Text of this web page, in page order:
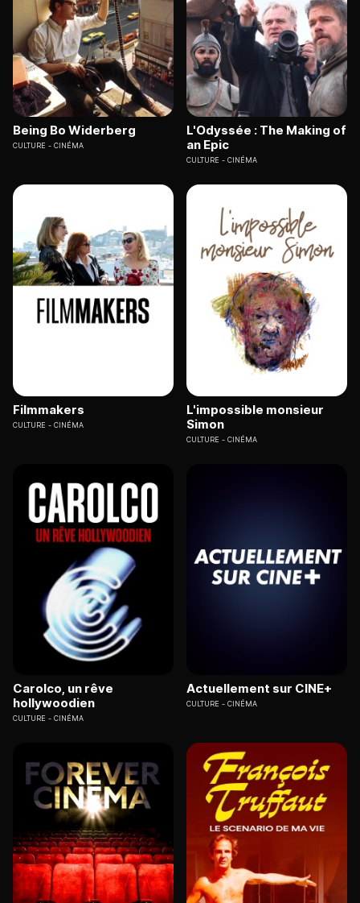
Being Bo Widerberg
CULTURE CINÉMA
L'Odyssée : The Making of
an Epic
CULTURE CINÉMA
Filmmakers
CULTURE CINÉMA
L'impossible monsieur
Simon
CULTURE CINÉMA
Carolco, un rêve
hollywoodien
CULTURE CINÉMA
Actuellement sur CINE+
CULTURE CINÉMA